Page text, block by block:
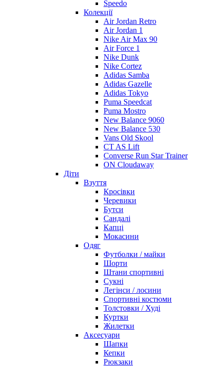
Speedo
Колекції
Air Jordan Retro
Air Jordan 1
Nike Air Max 90
Air Force 1
Nike Dunk
Nike Cortez
Adidas Samba
Adidas Gazelle
Adidas Tokyo
Puma Speedcat
Puma Mostro
New Balance 9060
New Balance 530
Vans Old Skool
CT AS Lift
Converse Run Star Trainer
ON Cloudaway
Діти
Взуття
Кросівки
Черевики
Бутси
Сандалі
Капці
Мокасини
Одяг
Футболки / майки
Шорти
Штани спортивні
Сукні
Легінси / лосини
Спортивні костюми
Толстовки / Худі
Куртки
Жилетки
Аксесуари
Шапки
Кепки
Рюкзаки